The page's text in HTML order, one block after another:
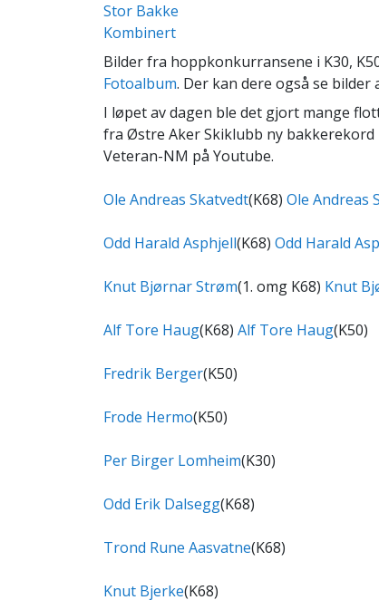
Stor Bakke
Kombinert
Bilder fra hoppkonkurransene i K30,
Fotoalbum. Der kan dere også se
I løpet av dagen ble det gjort mange
fra Østre Aker Skiklubb ny bakkerekord
Veteran-NM på Youtube.
Ole Andreas Skatvedt(K68) Ole Andreas
Odd Harald Asphjell(K68) Odd Harald
Knut Bjørnar Strøm(1. omg K68) Knut
Alf Tore Haug(K68) Alf Tore Haug(K50)
Fredrik Berger(K50)
Frode Hermo(K50)
Per Birger Lomheim(K30)
Odd Erik Dalsegg(K68)
Trond Rune Aasvatne(K68)
Knut Bjerke(K68)